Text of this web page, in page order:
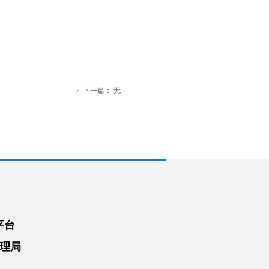
ꁹ 下一篇： 无
台
局